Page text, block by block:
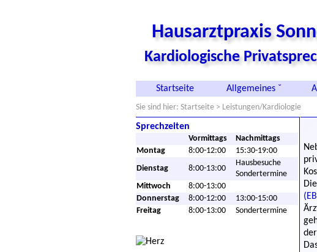
Hausarztpraxis
Kardiologische
Startseite Allgemeines ˇ
Sie sind hier: Startseite > Leistungen/Kardiologie
Sprechzeiten
Vormittags
Nachmittags
Montag
8:00-12:00
15:30-19:00
Dienstag
8:00-13:00
Hausbesuche
Sondertermine
Mittwoch
8:00-13:00
Donnerstag
8:00-12:00
13:00-15:00
Freitag
8:00-13:00 Sondertermine